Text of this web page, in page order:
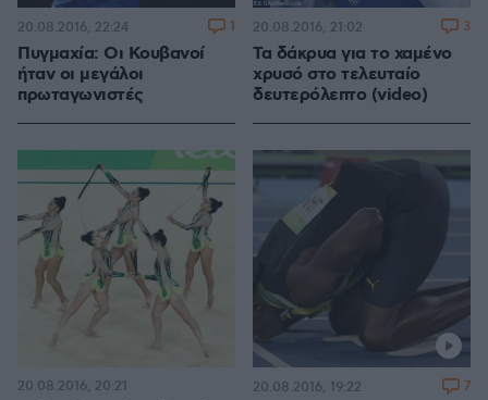
Πυγμαχία: Οι Κουβανοί
ήταν οι μεγάλοι
πρωταγωνιστές
20.08.2016, 22:24 1
Τα δάκρυα για το χαμένο
χρυσό στο τελευταίο
δευτερόλεπτο (video)
20.08.2016, 21:02 3
20.08.2016, 20:21 20.08.2016, 19:22 7